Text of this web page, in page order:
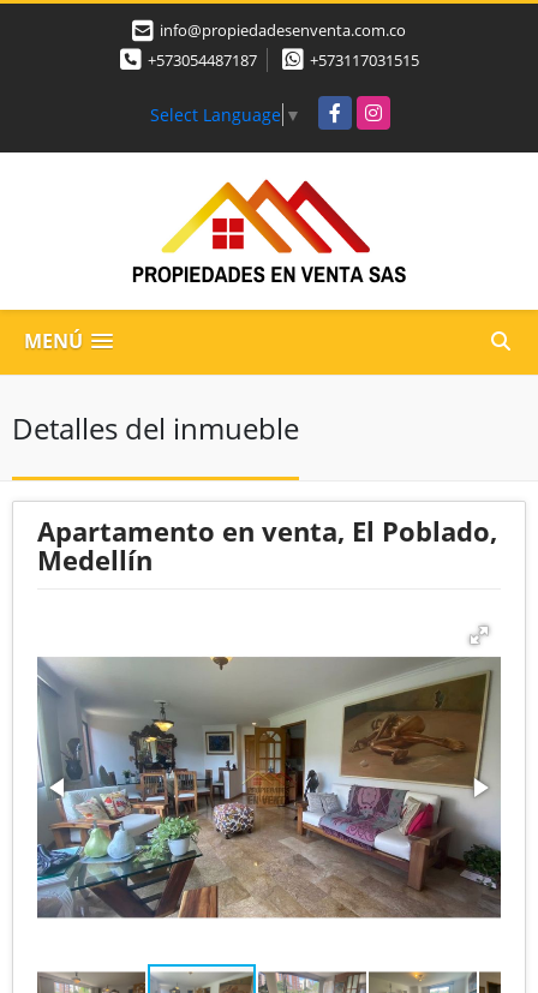
info@propiedadesenventa.com.co
+573054487187
+573117031515
Select Language ▼ FacebookInstagram
MENÚ
Detalles del inmueble
Apartamento en venta, El Poblado,
Medellín